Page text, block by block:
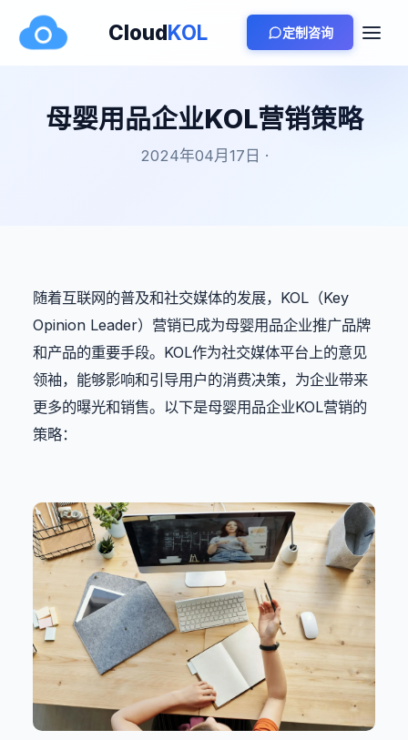
CloudKOL 定制咨询
母婴用品企业KOL营销策略
2024年04月17日 ·
随着互联网的普及和社交媒体的发展，KOL（Key
Opinion Leader）营销已成为母婴用品企业推广品牌
和产品的重要手段。KOL作为社交媒体平台上的意见
领袖，能够影响和引导用户的消费决策，为企业带来
更多的曝光和销售。以下是母婴用品企业KOL营销的
策略：